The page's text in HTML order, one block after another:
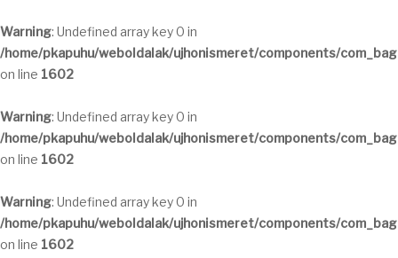
Warning: Undefined array key 0 in
/home/pkapuhu/weboldalak/ujhonismeret/components/
on line 1602
Warning: Undefined array key 0 in
/home/pkapuhu/weboldalak/ujhonismeret/components/
on line 1602
Warning: Undefined array key 0 in
/home/pkapuhu/weboldalak/ujhonismeret/components/
on line 1602